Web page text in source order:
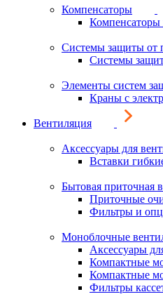
Компенсаторы
Компенсаторы
Системы защиты от
Системы
Элементы систем
Краны с
Вентиляция
Аксессуары для
Вставки
Бытовая приточная
Приточные
Фильтры и
Моноблочные
Аксессуары
Компактные
Компактные
Фильтры